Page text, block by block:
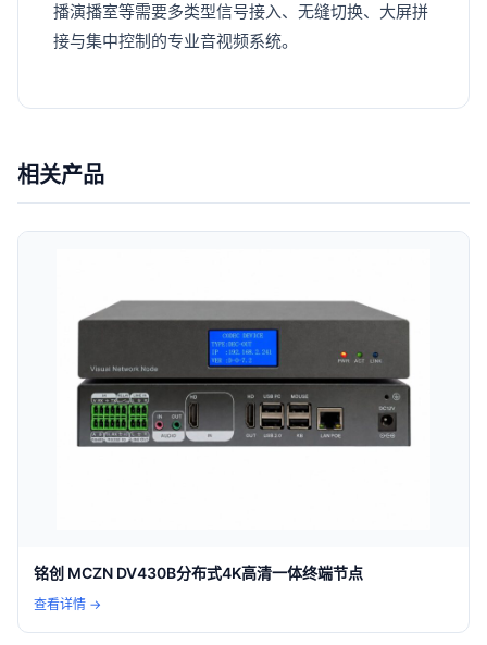
播演播室等需要多类型信号接入、无缝切换、大屏拼
接与集中控制的专业音视频系统。
相关产品
铭创 MCZN DV430B分布式4K高清一体终端节点
查看详情 →